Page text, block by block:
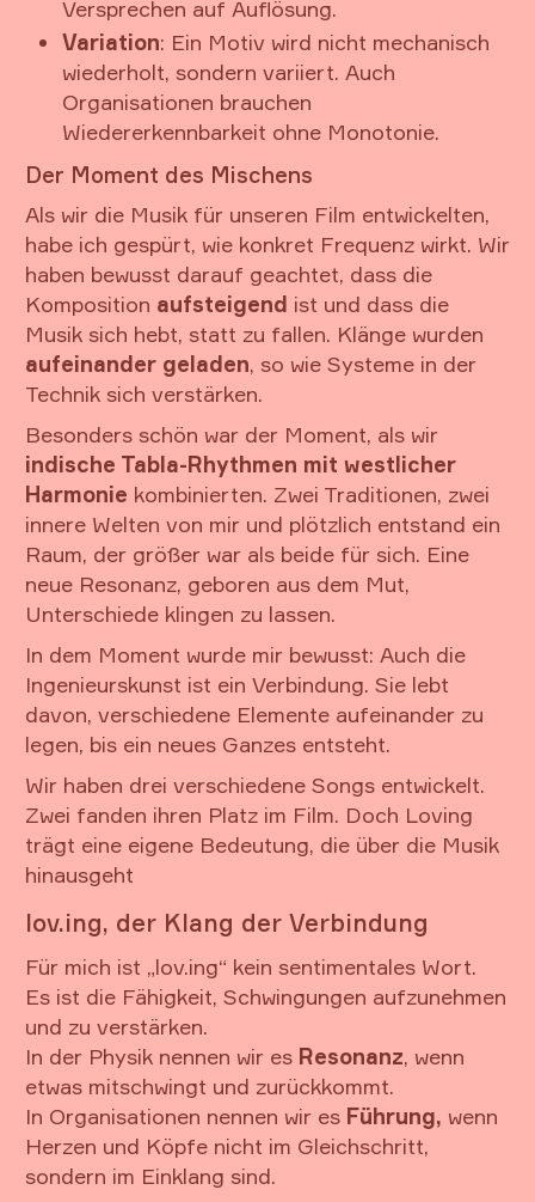
Versprechen auf Auflösung.
Variation: Ein Motiv wird nicht mechanisch
wiederholt, sondern variiert. Auch
Organisationen brauchen
Wiedererkennbarkeit ohne Monotonie.
Der Moment des Mischens
Als wir die Musik für unseren Film entwickelten,
habe ich gespürt, wie konkret Frequenz wirkt. Wir
haben bewusst darauf geachtet, dass die
Komposition aufsteigend ist und dass die
Musik sich hebt, statt zu fallen. Klänge wurden
aufeinander geladen, so wie Systeme in der
Technik sich verstärken.
Besonders schön war der Moment, als wir
indische Tabla-Rhythmen mit westlicher
Harmonie kombinierten. Zwei Traditionen, zwei
innere Welten von mir und plötzlich entstand ein
Raum, der größer war als beide für sich. Eine
neue Resonanz, geboren aus dem Mut,
Unterschiede klingen zu lassen.
In dem Moment wurde mir bewusst: Auch die
Ingenieurskunst ist ein Verbindung. Sie lebt
davon, verschiedene Elemente aufeinander zu
legen, bis ein neues Ganzes entsteht.
Wir haben drei verschiedene Songs entwickelt.
Zwei fanden ihren Platz im Film. Doch Loving
trägt eine eigene Bedeutung, die über die Musik
hinausgeht
lov.ing, der Klang der Verbindung
Für mich ist „lov.ing“ kein sentimentales Wort.
Es ist die Fähigkeit, Schwingungen aufzunehmen
und zu verstärken.
In der Physik nennen wir es Resonanz, wenn
etwas mitschwingt und zurückkommt.
In Organisationen nennen wir es Führung, wenn
Herzen und Köpfe nicht im Gleichschritt,
sondern im Einklang sind.